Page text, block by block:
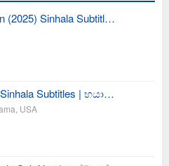
(2025) Sinhala Subtitl…
Subtitles | භයා…
USA